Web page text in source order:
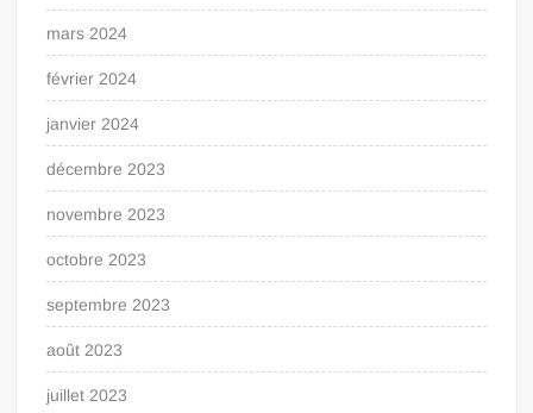
mars 2024
février 2024
janvier 2024
décembre 2023
novembre 2023
octobre 2023
septembre 2023
août 2023
juillet 2023